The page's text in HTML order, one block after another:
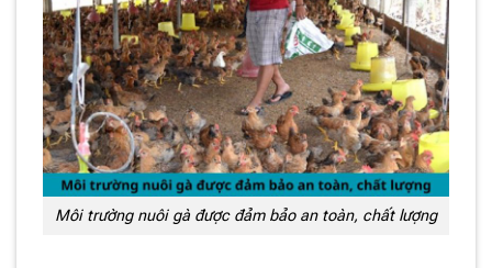
Môi trường nuôi gà được đảm bảo an toàn, chất lượng